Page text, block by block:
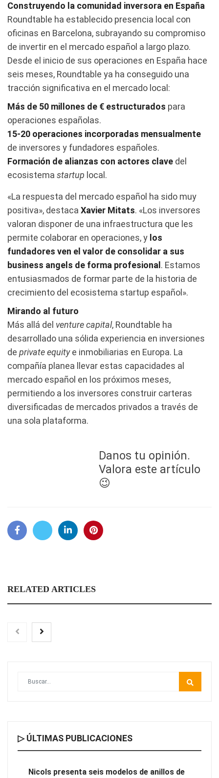
Construyendo la comunidad inversora en España
Roundtable ha establecido presencia local con
oficinas en Barcelona, subrayando su compromiso
de invertir en el mercado español a largo plazo.
Desde el inicio de sus operaciones en España hace
seis meses, Roundtable ya ha conseguido una
tracción significativa en el mercado local:
Más de 50 millones de € estructurados para
operaciones españolas.
15-20 operaciones incorporadas mensualmente
de inversores y fundadores españoles.
Formación de alianzas con actores clave del
ecosistema startup local.
«La respuesta del mercado español ha sido muy
positiva», destaca Xavier Mitats. «Los inversores
valoran disponer de una infraestructura que les
permite colaborar en operaciones, y los
fundadores ven el valor de consolidar a sus
business angels de forma profesional . Estamos
entusiasmados de formar parte de la historia de
crecimiento del ecosistema startup español».
Mirando al futuro
Más allá del venture capital, Roundtable ha
desarrollado una sólida experiencia en inversiones
de private equitye inmobiliarias en Europa. La
compañía planea llevar estas capacidades al
mercado español en los próximos meses,
permitiendo a los inversores construir carteras
diversificadas de mercados privados a través de
una sola plataforma.
Danos tu opinión.
Valora este artículo
😉
RELATED ARTICLES
eclipse solar del 12 de agosto
▷ ÚLTIMAS PUBLICACIONES
Nicols presenta seis modelos de anillos de